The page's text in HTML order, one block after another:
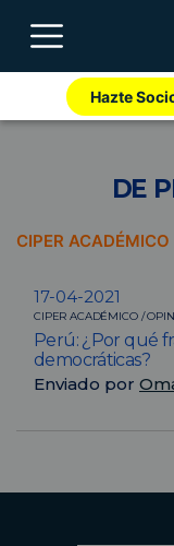
Hazte
DE
CIPER ACADÉMICO
17-04-2021
CIPER ACADÉMICO /
Perú: ¿Por qué
democráticas?
Enviado por